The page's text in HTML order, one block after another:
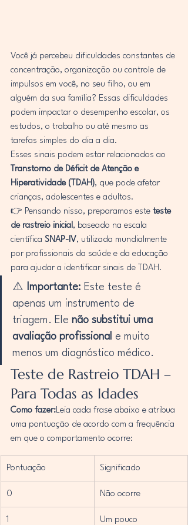
Você já percebeu dificuldades constantes de
concentração, organização ou controle de
impulsos em você, no seu filho, ou em
alguém da sua família? Essas dificuldades
podem impactar o desempenho escolar, os
estudos, o trabalho ou até mesmo as
tarefas simples do dia a dia.
Esses sinais podem estar relacionados ao
Transtorno de Déficit de Atenção e
Hiperatividade (TDAH), que pode afetar
crianças, adolescentes e adultos.
👉 Pensando nisso, preparamos este teste
de rastreio inicial , baseado na escala
científica SNAP-IV, utilizada mundialmente
por profissionais da saúde e da educação
para ajudar a identificar sinais de TDAH.
⚠️ Importante: Este teste é
apenas um instrumento de
triagem. Ele não substitui uma
avaliação profissional e muito
menos um diagnóstico médico.
Teste de Rastreio TDAH –
Para Todas as Idades
Como fazer:Leia cada frase abaixo e atribua
uma pontuação de acordo com a frequência
em que o comportamento ocorre:
Pontuação Significado
0 Não ocorre
1 Um pouco